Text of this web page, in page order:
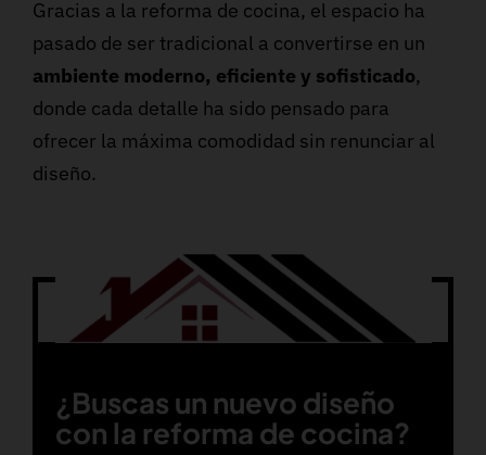
Gracias a la reforma de cocina, el espacio ha
pasado de ser tradicional a convertirse en un
ambiente moderno, eficiente y sofisticado,
donde cada detalle ha sido pensado para
ofrecer la máxima comodidad sin renunciar al
diseño.
¿Buscas un nuevo diseño
con la reforma de cocina?